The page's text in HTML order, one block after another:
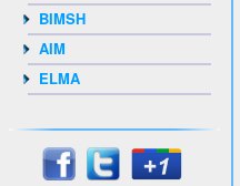
BIMSH
AIM
ELMA